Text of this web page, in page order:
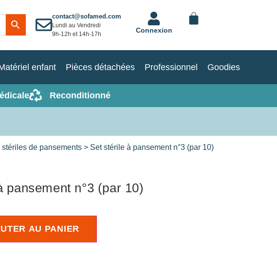
contact@sofamed.com
Lundi au Vendredi
9h-12h et 14h-17h
Connexion
enfant Pièces détachées Professionnel Goodies
Reconditionné
stériles de pansements > Set stérile à pansement n°3 (par 10)
pansement n°3 (par 10)
AU PANIER